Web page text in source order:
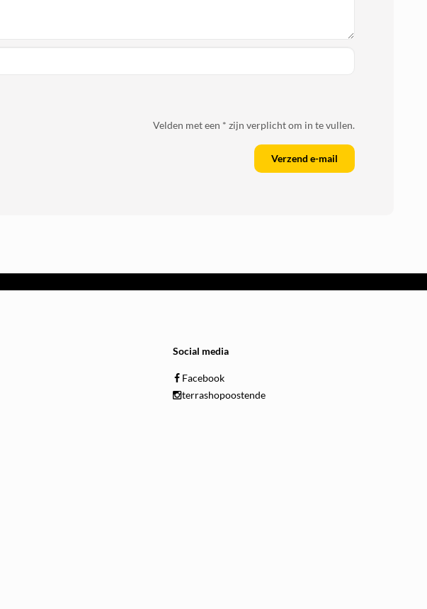
Velden met een * zijn verplicht om in te vullen.
Verzend e-mail
Social media
Facebook
terrashopoostende